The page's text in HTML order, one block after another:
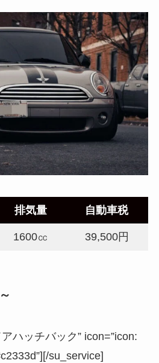
排気量 自動車税
1600㏄ 39,500円
ハッチバック” icon=”icon:
su_service]